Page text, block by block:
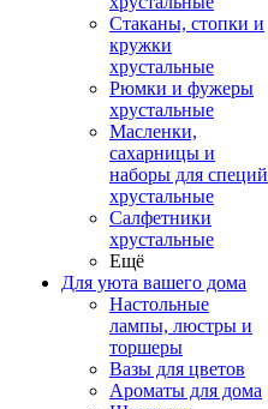
Стаканы, стопки и
кружки
хрустальные
Рюмки и фужеры
хрустальные
Масленки,
сахарницы и
наборы для специй
хрустальные
Салфетники
хрустальные
Ещё
Для уюта вашего дома
Настольные
лампы, люстры и
торшеры
Вазы для цветов
Ароматы для дома